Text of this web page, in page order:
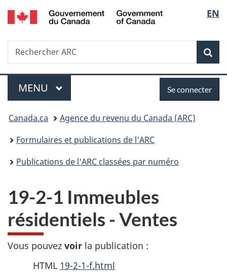
Passer
au
Passer
à
du
Passer
à
simplifiée
de
la
EN
Recherche
Rechercher
ARC
Menu
MENU PRINCIPAL
connecter
Se connecter
Vous
êtes
ici :
Canada.ca
Agence du revenu du Canada (ARC)
Formulaires et publications de l'ARC
Publications de l'ARC classées par numéro
19-2-1 Immeubles
résidentiels - Ventes
Vous pouvez voir la publication :
HTML 19-2-1-f.html